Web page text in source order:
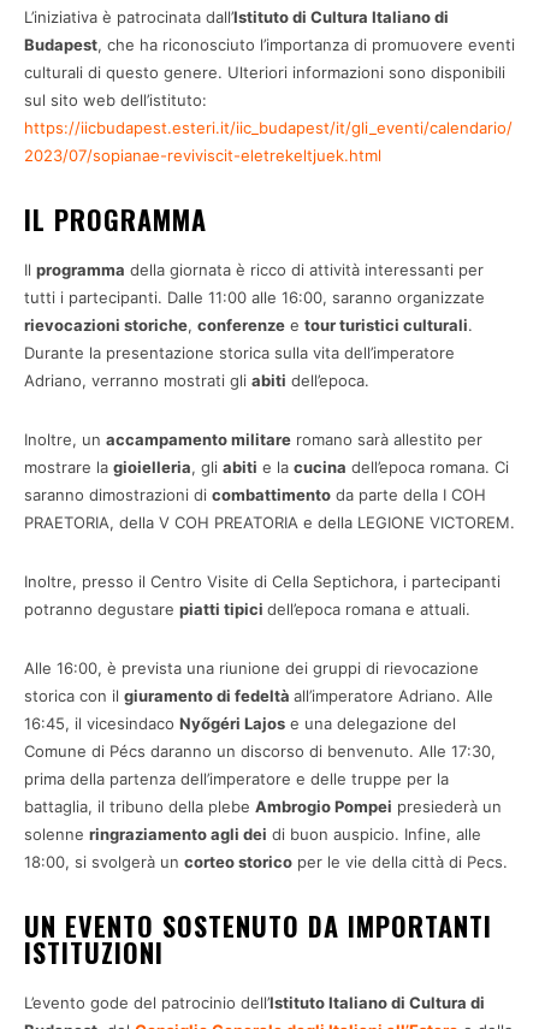
L’iniziativa è patrocinata dall’Istituto di Cultura Italiano di
Budapest, che ha riconosciuto l’importanza di promuovere eventi
culturali di questo genere. Ulteriori informazioni sono disponibili
sul sito web dell’istituto:
https://iicbudapest.esteri.it/iic_budapest/it/gli_eventi/calendario/
2023/07/sopianae-reviviscit-eletrekeltjuek.html
IL PROGRAMMA
Il programma della giornata è ricco di attività interessanti per
tutti i partecipanti. Dalle 11:00 alle 16:00, saranno organizzate
rievocazioni storiche, conferenze e tour turistici culturali.
Durante la presentazione storica sulla vita dell’imperatore
Adriano, verranno mostrati gli abiti dell’epoca.
Inoltre, un accampamento militare romano sarà allestito per
mostrare la gioielleria, gli abiti e la cucina dell’epoca romana. Ci
saranno dimostrazioni di combattimento da parte della I COH
PRAETORIA, della V COH PREATORIA e della LEGIONE VICTOREM.
Inoltre, presso il Centro Visite di Cella Septichora, i partecipanti
potranno degustare piatti tipici dell’epoca romana e attuali.
Alle 16:00, è prevista una riunione dei gruppi di rievocazione
storica con il giuramento di fedeltà all’imperatore Adriano. Alle
16:45, il vicesindaco Nyőgéri Lajos e una delegazione del
Comune di Pécs daranno un discorso di benvenuto. Alle 17:30,
prima della partenza dell’imperatore e delle truppe per la
battaglia, il tribuno della plebe Ambrogio Pompei presiederà un
solenne ringraziamento agli dei di buon auspicio. Infine, alle
18:00, si svolgerà un corteo storico per le vie della città di Pecs.
UN EVENTO SOSTENUTO DA IMPORTANTI
ISTITUZIONI
L’evento gode del patrocinio dell’Istituto Italiano di Cultura di